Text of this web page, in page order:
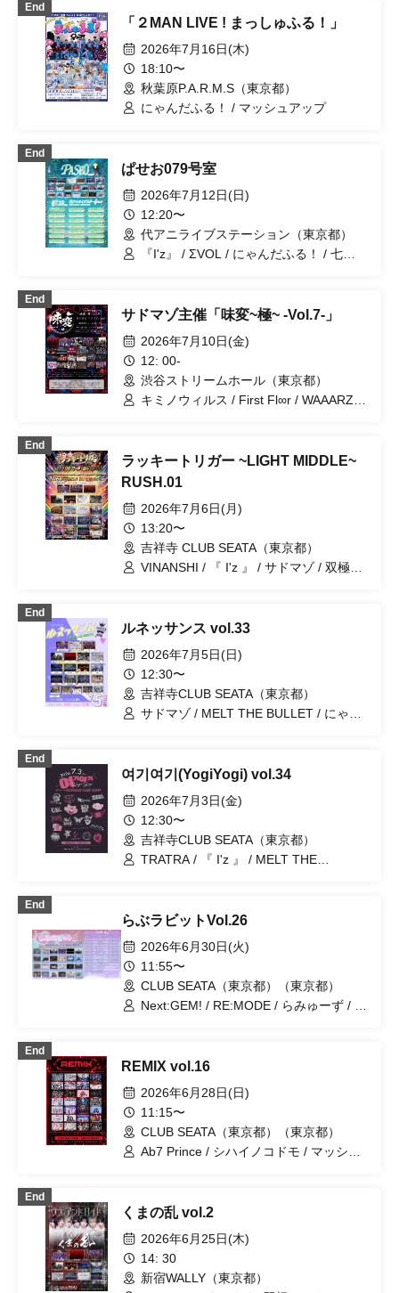
End
「２MAN LIVE ! まっしゅふる！」
2026年7月16日(木)
18:10〜
秋葉原P.A.R.M.S（東京都）
にゃんだふる！ / マッシュアップ
End
ぱせお079号室
2026年7月12日(日)
12:20〜
代アニライブステーション（東京都）
『I'z』 / ΣVOL / にゃんだふる！ / 七罠 /
MELOPHORiA / イリーガルポップ /
Super Labo+ / レミニセンスパレード /
ジェニュインザアイドル / First Fl∞r /
SKYXROS / OWL//ANTHEM / FEEQUE
End
サドマゾ主催「味変~極~ -Vol.7-」
2026年7月10日(金)
12: 00-
渋谷ストリームホール（東京都）
キミノウィルス / First Fl∞r / WAAARZ /
ンスパレード / .Roach / シハイノコドモ
/ #アクタ / 極愛パラドックス /
~ / DIARIS / GENTLE GUM / TIGERLILY
/ OWL//ANTHEM / ≒Merry
End
ラッキートリガー ~LIGHT MIDDLE~
RUSH.01
2026年7月6日(月)
13:20〜
吉祥寺 CLUB SEATA（東京都）
VINANSHI / 『 I'z 』 / サドマゾ / 双極ス
BLVCKBERRY / シハイノコドモ /
Neuxt:GEM！ / .Roach / SS/AW / ユメカ
ウツツカ / レミニセンスパレード / ~
KNIGHT of ROUND'z ~ / ΣVOL
End
ルネッサンス vol.33
2026年7月5日(日)
12:30〜
吉祥寺CLUB SEATA（東京都）
サドマゾ / MELT THE BULLET / にゃん
/ ユメカウツツカ / ~ KNIGHT of
ROUND'z ~ / キミノウィルス / #アクタ /
SS／AW / 『 I'z 』 / シハイノコドモ /
.Roach / Heart❤︎Box / Lovely Trip
End
여기여기(YogiYogi) vol.34
2026年7月3日(金)
12:30〜
吉祥寺CLUB SEATA（東京都）
TRATRA / 『 I'z 』 / MELT THE
OWL//ANTHEM / #アクタ / 〜 KNIGHT
of ROUND'z 〜 / 双極スペクトラム / ジ
ェニュインザアイドル / ΣVOL / プレア
デス / 髑 ドク / シハイノコドモ / バトラ
ブ！ / Lovely Trip / FLΛME
End
らぶラビットVol.26
2026年6月30日(火)
11:55〜
CLUB SEATA（東京都）（東京都）
Next:GEM! / RE:MODE / らみゅーず / フ
マッシュアップ / ピーターパンシンドロ
ーム / 晴れのち恋 / イリーガルポップ /
SKYXROS / Diamond・Queen / ジェニ
ュインザアイドル / MELOPHORiA / ペ
トリコール / I9L / Code:ZERO / ヒカリ
トナリ / Super Labo＋ / Ab7 Prince
End
REMIX vol.16
2026年6月28日(日)
11:15〜
CLUB SEATA（東京都）（東京都）
Ab7 Prince / シハイノコドモ / マッシュ
ラドックス / SKYXROS / Code:ZERO /
めろぐらびてぃ / @Adore / Diamond・
QueeN / CroewL / MELOPHORiA / らで
ぃえんじぇる / Carat×Crow / 七罠 / ユメ
カウツツカ / Heart♡Box / EVA.CoN /
End
くまの乱 vol.2
2026年6月25日(木)
14: 30
新宿WALLY（東京都）